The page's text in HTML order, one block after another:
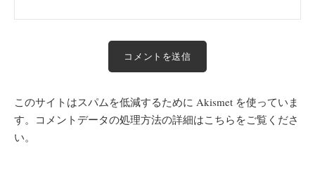
このサイトはスパムを低減するために Akismet を使っていま
す。 コメントデータの処理方法の詳細はこちらをご覧くださ
い。